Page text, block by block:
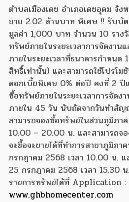
ตำบลเมืองเดช อำเภอเดชอุดม จัง
ขาย 2.02 ล้านบาท พิเศษ !! รับบั
มูลค่า 1,000 บาท จำนวน 10 ราง
ทรัพย์ภายในระยะเวลาการจัดงา
ภายในระยะเวลาที่ธนาคารกำหนด
สิทธิ์เท่านั้น) และสามารถใช้โปรโ
ดอกเบี้ยพิเศษ 0% ต่อปี คงที่ 2 ปี
ซื้อทรัพย์ภายในระยะเวลาการจัดง
ภายใน 45 วัน นับถัดจากวันทำสัญ
สามารถจองซื้อทรัพย์ในส่วนภูมิภา
10.00 – 20.00 น. และสามารถ
จะซื้อจะขายได้ที่ทำการสาขาภูมิภ
กรกฎาคม 2568 เวลา 10.00 น.
25 กรกฎาคม 2568 เวลา 15.30
รายการทรัพย์ได้ที่ Application :
www.ghbhomecenter.com